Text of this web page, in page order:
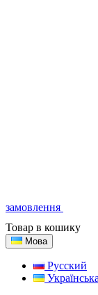
замовлення
Товар в кошику
Мова
Русский
Українська